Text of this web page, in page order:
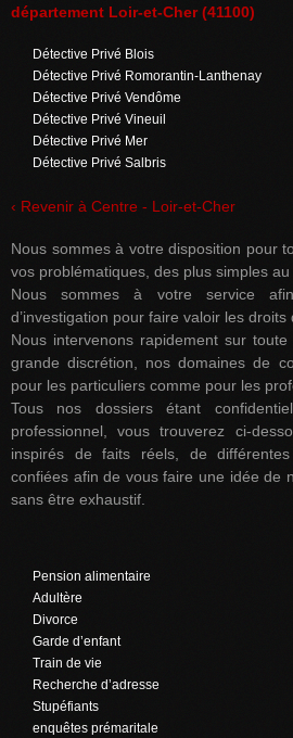
département Loir-et-Cher (41100)
Détective Privé Blois
Détective Privé Romorantin-Lanthenay
Détective Privé Vendôme
Détective Privé Vineuil
Détective Privé Mer
Détective Privé Salbris
‹ Revenir à Centre - Loir-et-Cher
Nous sommes à votre disposition pour
vos problématiques, des plus simples
Nous sommes à votre service
d’investigation pour faire valoir les droits
Nous intervenons rapidement sur
grande discrétion, nos domaines de
pour les particuliers comme pour les
Tous nos dossiers étant
professionnel, vous trouverez ci-
inspirés de faits réels, de
confiées afin de vous faire une idée de
sans être exhaustif.
Pension alimentaire
Adultère
Divorce
Garde d’enfant
Train de vie
Recherche d’adresse
Stupéfiants
enquêtes prémaritale